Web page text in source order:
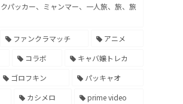
パッカー、ミャンマー、一人旅、旅、旅
ファンクラマッチ
アニメ
コラボ
キャバ嬢トレカ
ゴロフキン
パッキャオ
カシメロ
prime video